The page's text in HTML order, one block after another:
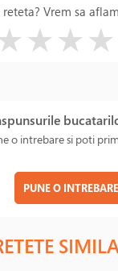
Vrem sa
★★★
o intrebare si poti
PUNE O INTREBARE